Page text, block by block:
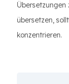
Übersetzungen
übersetzen,
konzentrieren.